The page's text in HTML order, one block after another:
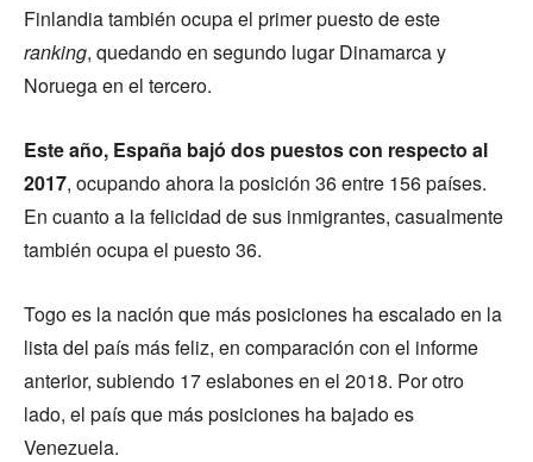
Finlandia también ocupa el primer puesto de este
ranking, quedando en segundo lugar Dinamarca y
Noruega en el tercero.
Este año, España bajó dos puestos con respecto al
2017, ocupando ahora la posición 36 entre 156 países.
En cuanto a la felicidad de sus inmigrantes, casualmente
también ocupa el puesto 36.
Togo es la nación que más posiciones ha escalado en la
lista del país más feliz, en comparación con el informe
anterior, subiendo 17 eslabones en el 2018. Por otro
lado, el país que más posiciones ha bajado es
Venezuela.